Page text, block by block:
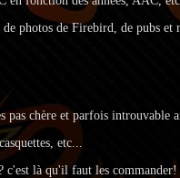
photos de Firebird, de pubs et
pas chère et parfois introuvable
etc...
c'est là qu'il faut les commander!